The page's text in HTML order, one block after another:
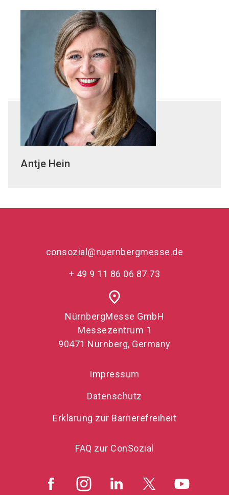
Antje Hein
consozial@nuernbergmesse.de
+ 49 9 11 86 06 87 73
place
NürnbergMesse GmbH
Messezentrum 1
90471 Nürnberg, Germany
Impressum
Datenschutz
Erklärung zur Barrierefreiheit
FAQ zur ConSozial